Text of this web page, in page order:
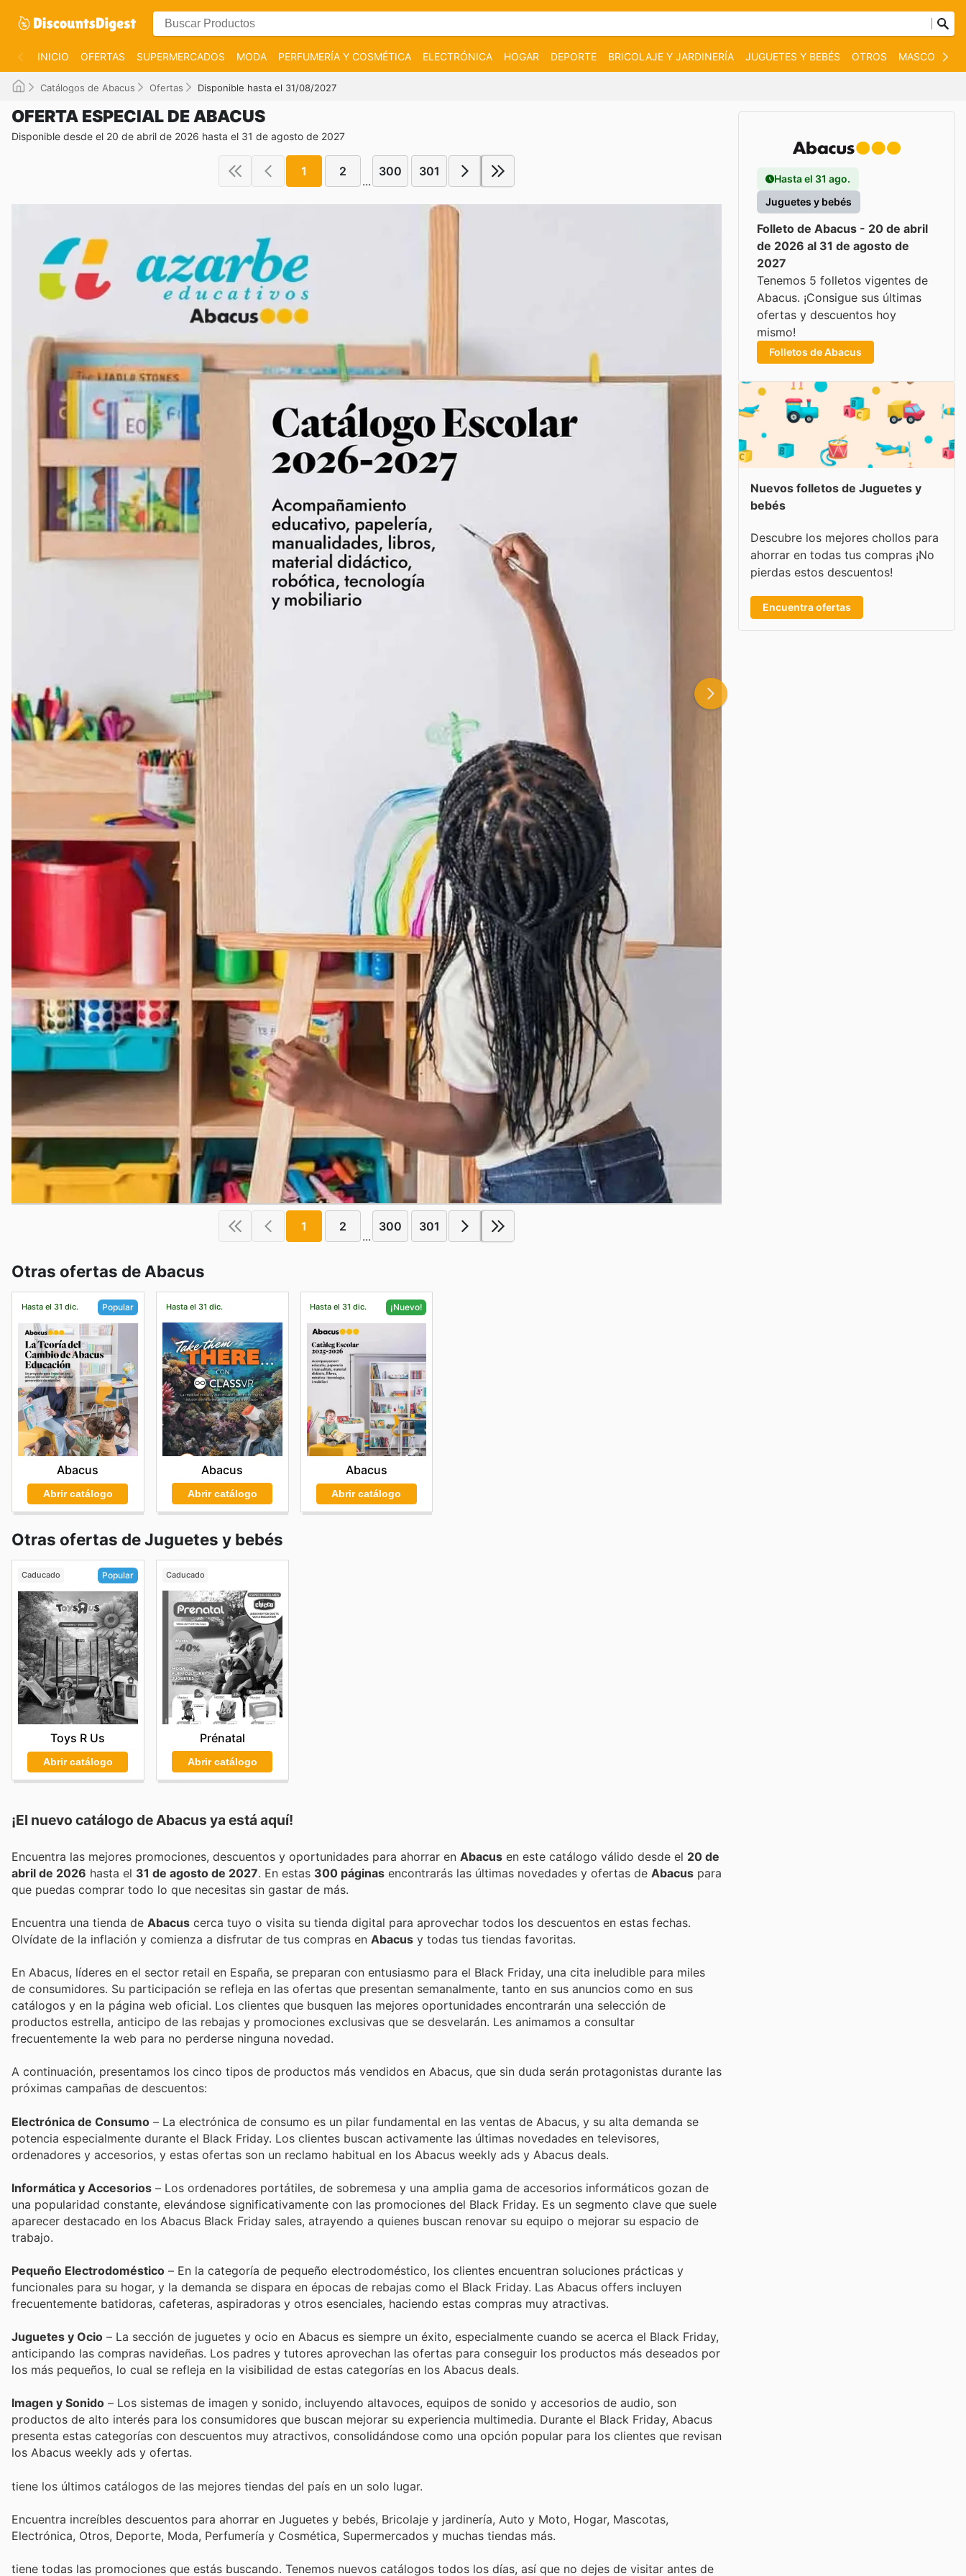
INICIO OFERTAS SUPERMERCADOS MODA PERFUMERÍA Y COSMÉTICA ELECTRÓNICA HOGAR DEPORTE BRICOLAJE Y JARDINERÍA JUGUETES Y BEBÉS OTROS MASCOTAS
Catálogos de Abacus Ofertas Disponible hasta el 31/08/2027
OFERTA ESPECIAL DE ABACUS
Disponible desde el 20 de abril de 2026 hasta el 31 de agosto de 2027
1 2
...
300 301
1 2
...
300 301
Otras ofertas de Abacus
Hasta el 31 dic. Popular
Abacus
Abrir catálogo
Hasta el 31 dic.
Abacus
Abrir catálogo
Hasta el 31 dic. ¡Nuevo!
Abacus
Abrir catálogo
Otras ofertas de Juguetes y bebés
Caducado Popular
Toys R Us
Abrir catálogo
Caducado
Prénatal
Abrir catálogo
¡El nuevo catálogo deAbacus ya está aquí!
Encuentra las mejores promociones, descuentos y oportunidades para ahorrar en Abacus en este catálogo válido desde el 20 de
abril de 2026 hasta el 31 de agosto de 2027 . En estas 300 páginas encontrarás las últimas novedades y ofertas de Abacus para
que puedas comprar todo lo que necesitas sin gastar de más.
Encuentra una tienda de Abacus cerca tuyo o visita su tienda digital para aprovechar todos los descuentos en estas fechas.
Olvídate de la inflación y comienza a disfrutar de tus compras en Abacus y todas tus tiendas favoritas.
En Abacus, líderes en el sector retail en España, se preparan con entusiasmo para el Black Friday, una cita ineludible para miles
de consumidores. Su participación se refleja en las ofertas que presentan semanalmente, tanto en sus anuncios como en sus
catálogos y en la página web oficial. Los clientes que busquen las mejores oportunidades encontrarán una selección de
productos estrella, anticipo de las rebajas y promociones exclusivas que se desvelarán. Les animamos a consultar
frecuentemente la web para no perderse ninguna novedad.
A continuación, presentamos los cinco tipos de productos más vendidos en Abacus, que sin duda serán protagonistas durante las
próximas campañas de descuentos:
Electrónica de Consumo – La electrónica de consumo es un pilar fundamental en las ventas de Abacus, y su alta demanda se
potencia especialmente durante el Black Friday. Los clientes buscan activamente las últimas novedades en televisores,
ordenadores y accesorios, y estas ofertas son un reclamo habitual en los Abacus weekly ads y Abacus deals.
Informática y Accesorios – Los ordenadores portátiles, de sobremesa y una amplia gama de accesorios informáticos gozan de
una popularidad constante, elevándose significativamente con las promociones del Black Friday. Es un segmento clave que suele
aparecer destacado en los Abacus Black Friday sales, atrayendo a quienes buscan renovar su equipo o mejorar su espacio de
trabajo.
Pequeño Electrodoméstico – En la categoría de pequeño electrodoméstico, los clientes encuentran soluciones prácticas y
funcionales para su hogar, y la demanda se dispara en épocas de rebajas como el Black Friday. Las Abacus offers incluyen
frecuentemente batidoras, cafeteras, aspiradoras y otros esenciales, haciendo estas compras muy atractivas.
Juguetes y Ocio – La sección de juguetes y ocio en Abacus es siempre un éxito, especialmente cuando se acerca el Black Friday,
anticipando las compras navideñas. Los padres y tutores aprovechan las ofertas para conseguir los productos más deseados por
los más pequeños, lo cual se refleja en la visibilidad de estas categorías en los Abacus deals.
Imagen y Sonido – Los sistemas de imagen y sonido, incluyendo altavoces, equipos de sonido y accesorios de audio, son
productos de alto interés para los consumidores que buscan mejorar su experiencia multimedia. Durante el Black Friday, Abacus
presenta estas categorías con descuentos muy atractivos, consolidándose como una opción popular para los clientes que revisan
los Abacus weekly ads y ofertas.
tiene los últimos catálogos de las mejores tiendas del país en un solo lugar.
Encuentra increíbles descuentos para ahorrar en Juguetes y bebés, Bricolaje y jardinería, Auto y Moto, Hogar, Mascotas,
Electrónica, Otros, Deporte, Moda, Perfumería y Cosmética, Supermercados y muchas tiendas más.
tiene todas las promociones que estás buscando. Tenemos nuevos catálogos todos los días, así que no dejes de visitar antes de
Hasta el 31 ago.
Juguetes y bebés
Folleto de Abacus - 20 de abril
de 2026 al 31 de agosto de
2027
Tenemos 5 folletos vigentes de
Abacus. ¡Consigue sus últimas
ofertas y descuentos hoy
mismo!
Folletos de Abacus
Nuevos folletos de Juguetes y
bebés
Descubre los mejores chollos para
ahorrar en todas tus compras ¡No
pierdas estos descuentos!
Encuentra ofertas